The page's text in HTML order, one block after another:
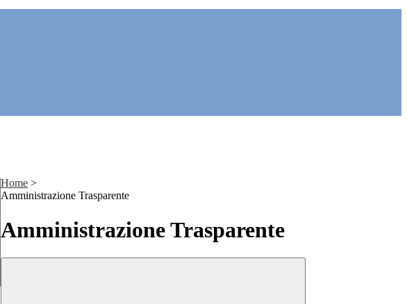
Home >
Amministrazione Trasparente
Amministrazione Trasparente